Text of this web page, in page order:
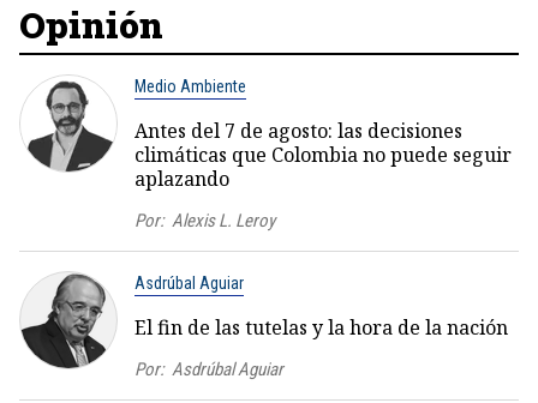
Opinión
Medio Ambiente
Antes del 7 de agosto: las decisiones
climáticas que Colombia no puede seguir
aplazando
Por: Alexis L. Leroy
Asdrúbal Aguiar
El fin de las tutelas y la hora de la nación
Por: Asdrúbal Aguiar